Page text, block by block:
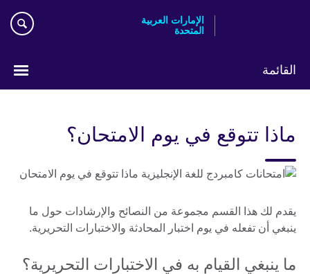
الإمارات العربية
المتحدة
القائمة
ماذا تتوقع في يوم الامتحان؟
يقدم لك هذا القسم مجموعة من النصائح والإرشادات حول ما
ينبغي أن تفعله في يوم اختبار المحادثة والاختبارات التحريرية.
ما ينبغي القيام به في الاختبارات التحريرية؟